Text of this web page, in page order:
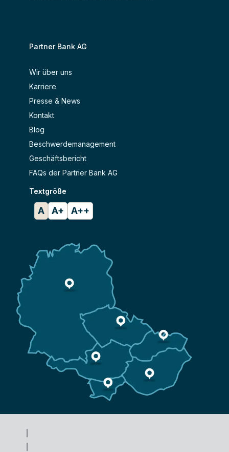
Partner Bank AG
Wir über uns
Karriere
Presse & News
Kontakt
Blog
Beschwerdemanagement
Geschäftsbericht
FAQs der Partner Bank AG
Textgröße
A A+ A++